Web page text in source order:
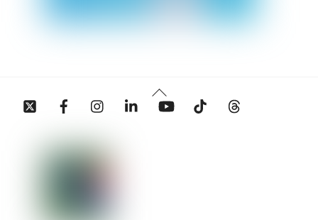
Back
To
Twitter Facebook InstagramLinkedin YouTube Tiktok